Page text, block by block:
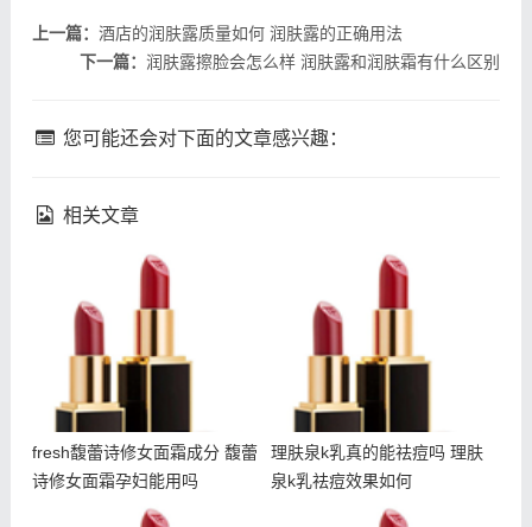
上一篇： 酒店的润肤露质量如何 润肤露的正确用法
下一篇：润肤露擦脸会怎么样 润肤露和润肤霜有什么区别
您可能还会对下面的文章感兴趣：
相关文章
fresh馥蕾诗修女面霜成分
fresh馥蕾诗修女面霜成分 馥蕾
诗修女面霜孕妇能用吗
理肤泉k乳真的能祛痘吗 理
理肤泉k乳真的能祛痘吗 理肤
泉k乳祛痘效果如何
吃甜食会长痘吗 吃甜食对
fresh馥蕾诗修女面霜怎么